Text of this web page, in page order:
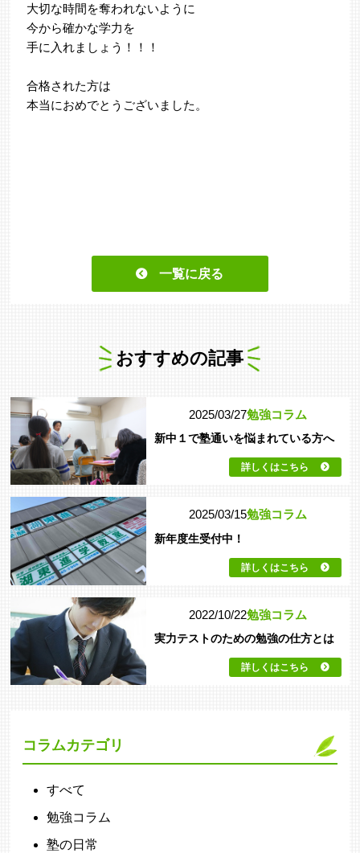
大切な時間を奪われないように
今から確かな学力を
手に入れましょう！！！
合格された方は
本当におめでとうございました。
一覧に戻る
おすすめの記事
2025/03/27勉強コラム
新中１で塾通いを悩まれている方へ
詳しくはこちら
2025/03/15勉強コラム
新年度生受付中！
詳しくはこちら
2022/10/22勉強コラム
実力テストのための勉強の仕方とは
詳しくはこちら
コラムカテゴリ
すべて
勉強コラム
塾の日常